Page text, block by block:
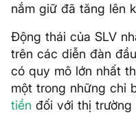
nắm giữ đã tăng lên
Động thái của SLV
trên các diễn đàn
có quy mô lớn nhất
một trong những chỉ
tiền đối với thị trường